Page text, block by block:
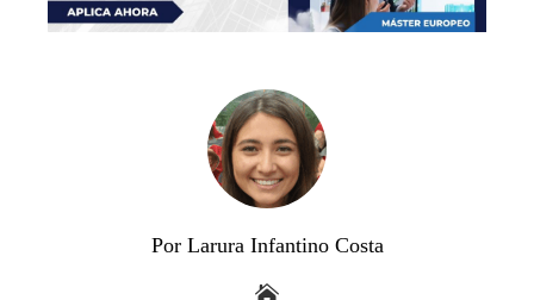
Por Larura Infantino Costa